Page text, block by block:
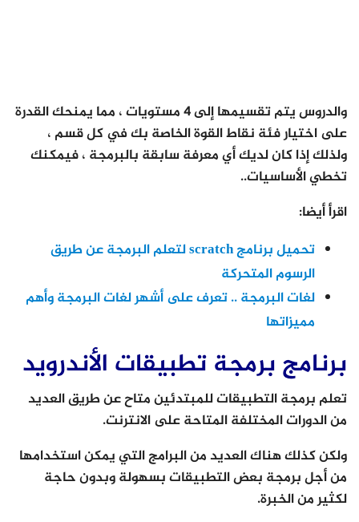
والدروس يتم تقسيمها إلى 4 مستويات ، مما يمنحك القدرة
على اختيار فئة نقاط القوة الخاصة بك في كل قسم ،
ولذلك إذا كان لديك أي معرفة سابقة بالبرمجة ، فيمكنك
تخطي الأساسيات..
اقرأ أيضا:
تحميل برنامج scratch لتعلم البرمجة عن طريق
الرسوم المتحركة
لغات البرمجة .. تعرف على أشهر لغات البرمجة وأهم
مميزاتها
برنامج برمجة تطبيقات الأندرويد
تعلم برمجة التطبيقات للمبتدئين متاح عن طريق العديد
من الدورات المختلفة المتاحة على الانترنت.
ولكن كذلك هناك العديد من البرامج التي يمكن استخدامها
من أجل برمجة بعض التطبيقات بسهولة وبدون حاجة
لكثير من الخبرة.